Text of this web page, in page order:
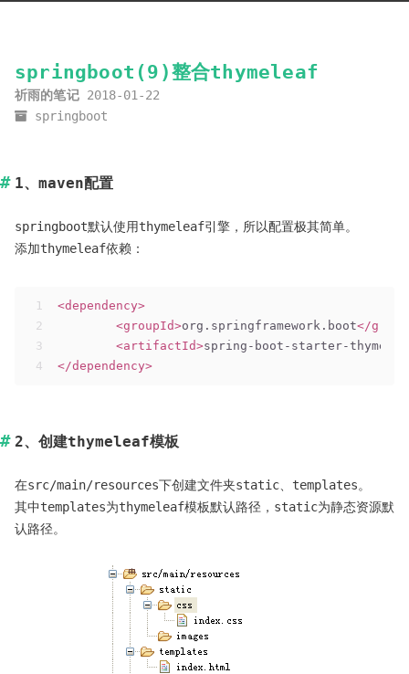
springboot(9)整合thymeleaf
祈雨的笔记 2018-01-22
springboot
1、maven配置
springboot默认使用thymeleaf引擎，所以配置极其简单。
添加thymeleaf依赖：
1
2
3
4
<dependency>
<groupId>org.springframework.boot</
<artifactId>spring-boot-starter-
</dependency>
2、创建thymeleaf模板
在src/main/resources下创建文件夹static、templates。
其中templates为thymeleaf模板默认路径，static为静态资源默
认路径。